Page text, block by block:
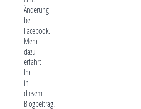
Änderung
bei
Facebook.
Mehr
dazu
erfahrt
Ihr
in
diesem
Blogbeitrag.